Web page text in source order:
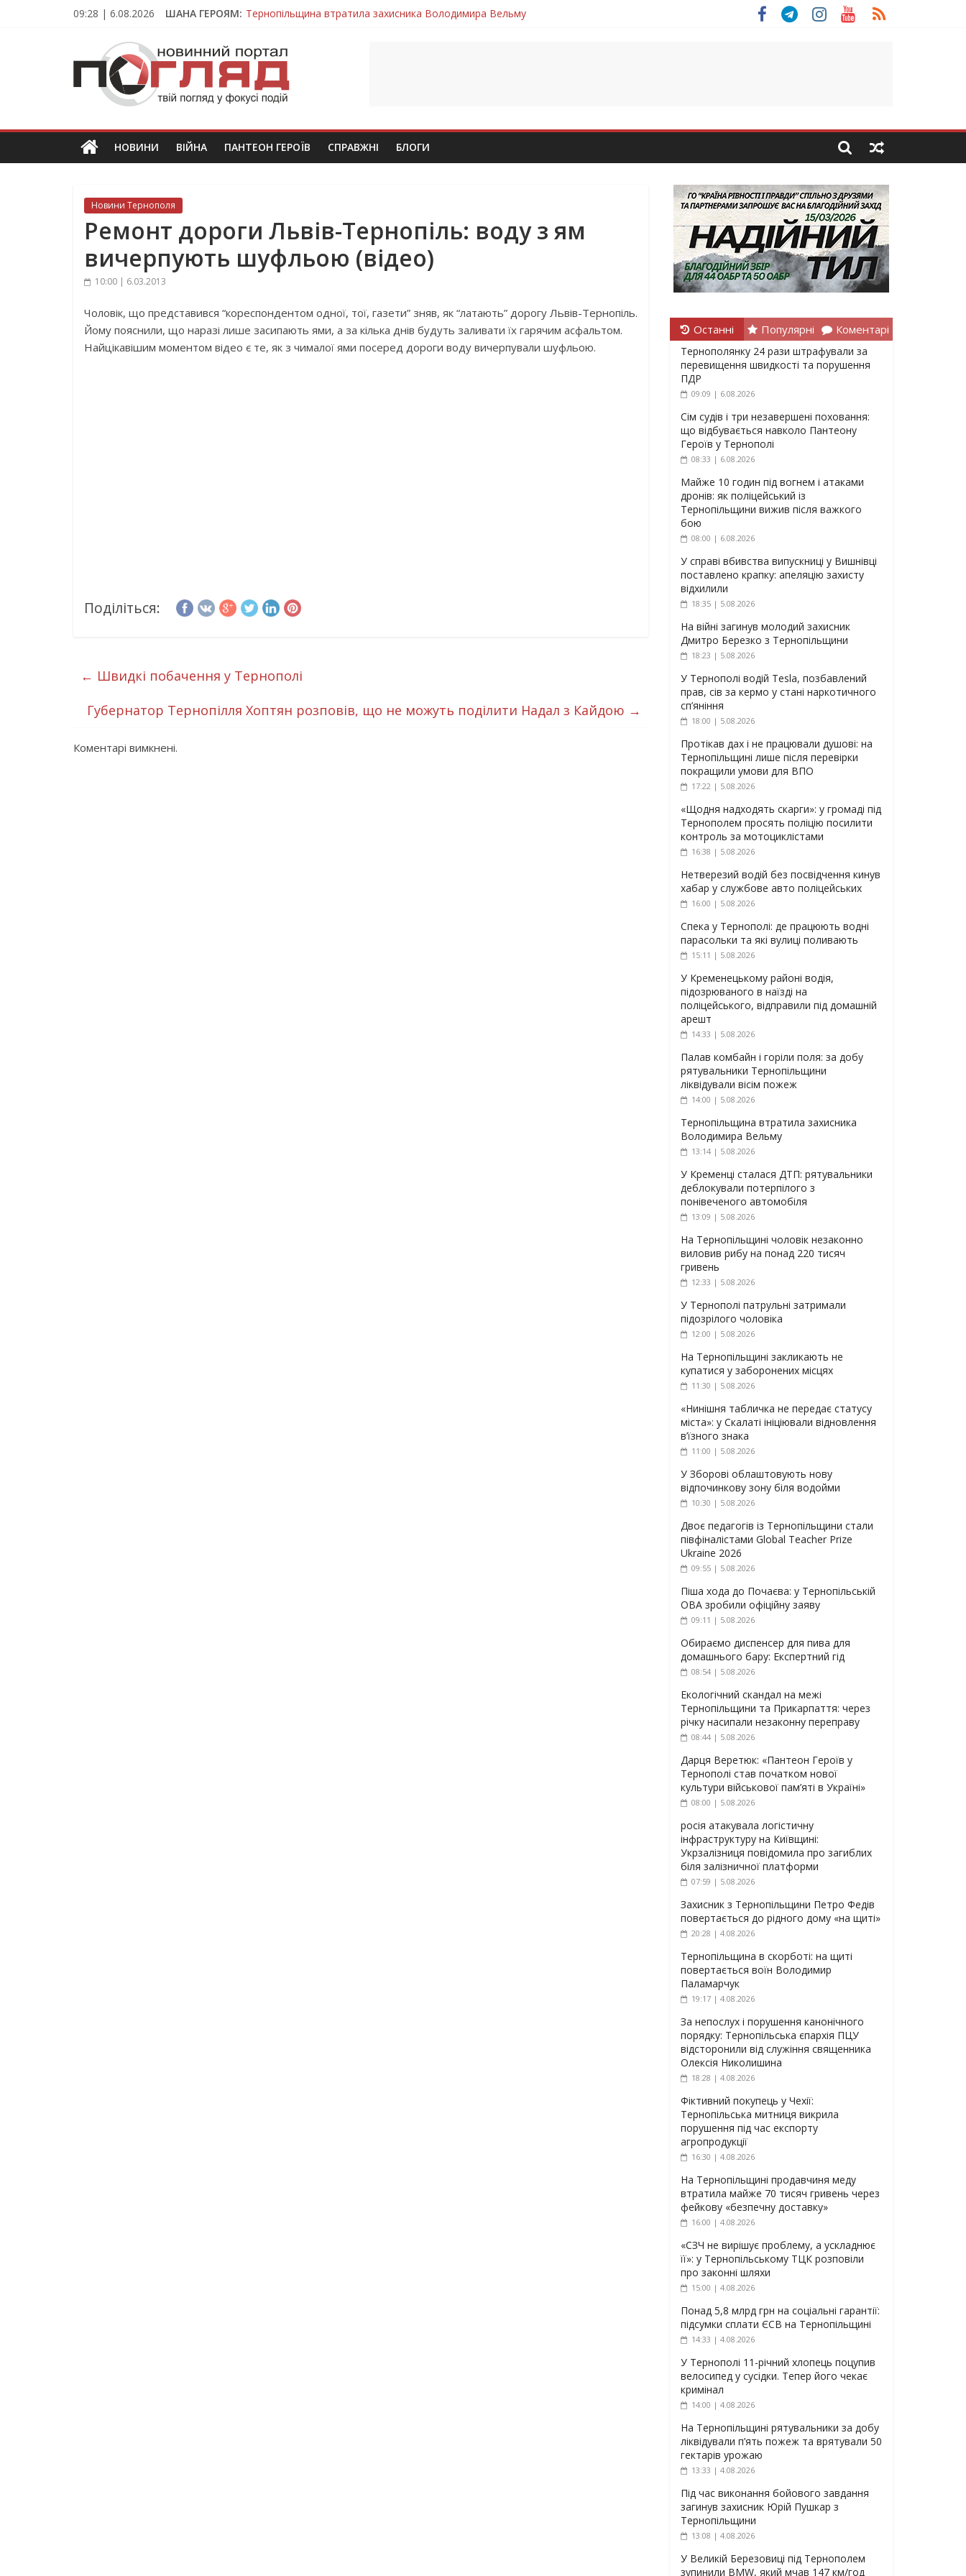
09:28 | 6.08.2026 ШАНА ГЕРОЯМ: Тернопільщина втратила захисника Володимира Вельму
Тернопільщина в скорботі: на щиті повертається воїн Володимир Паламарчук
Під час виконання бойового завдання загинув захисник Юрій Пушкар з Тернопільщини
На війні загинув молодий захисник Дмитро Березко з Тернопільщини
ПОГЛЯД
Новини
Тернополя.
новини
та
НОВИНИ ВІЙНА ПАНТЕОН ГЕРОЇВ СПРАВЖНІ БЛОГИ
Новини Тернополя
Ремонт дороги Львів-Тернопіль: воду з ям
вичерпують шуфльою (відео)
10:00 | 6.03.2013
Чоловік, що представився “кореспондентом одної, тої, газети” зняв, як “латають” дорогу Львів-Тернопіль.
Йому пояснили, що наразі лише засипають ями, а за кілька днів будуть заливати їх гарячим асфальтом.
Найцікавішим моментом відео є те, як з чималої ями посеред дороги воду вичерпували шуфльою.
Поділіться:
← Швидкі побачення у Тернополі
Губернатор Тернопілля Хоптян розповів, що не можуть поділити Надал з Кайдою →
Коментарі вимкнені.
Останні Популярні Коментарі
Тернополянку 24 рази штрафували за
перевищення швидкості та порушення
ПДР
09:09 | 6.08.2026
Сім судів і три незавершені поховання:
що відбувається навколо Пантеону
Героїв у Тернополі
08:33 | 6.08.2026
Майже 10 годин під вогнем і атаками
дронів: як поліцейський із
Тернопільщини вижив після важкого
бою
08:00 | 6.08.2026
У справі вбивства випускниці у Вишнівці
поставлено крапку: апеляцію захисту
відхилили
18:35 | 5.08.2026
На війні загинув молодий захисник
Дмитро Березко з Тернопільщини
18:23 | 5.08.2026
У Тернополі водій Tesla, позбавлений
прав, сів за кермо у стані наркотичного
сп’яніння
18:00 | 5.08.2026
Протікав дах і не працювали душові: на
Тернопільщині лише після перевірки
покращили умови для ВПО
17:22 | 5.08.2026
«Щодня надходять скарги»: у громаді під
Тернополем просять поліцію посилити
контроль за мотоциклістами
16:38 | 5.08.2026
Нетверезий водій без посвідчення кинув
хабар у службове авто поліцейських
16:00 | 5.08.2026
Спека у Тернополі: де працюють водні
парасольки та які вулиці поливають
15:11 | 5.08.2026
У Кременецькому районі водія,
підозрюваного в наїзді на
поліцейського, відправили під домашній
арешт
14:33 | 5.08.2026
Палав комбайн і горіли поля: за добу
рятувальники Тернопільщини
ліквідували вісім пожеж
14:00 | 5.08.2026
Тернопільщина втратила захисника
Володимира Вельму
13:14 | 5.08.2026
У Кременці сталася ДТП: рятувальники
деблокували потерпілого з
понівеченого автомобіля
13:09 | 5.08.2026
На Тернопільщині чоловік незаконно
виловив рибу на понад 220 тисяч
гривень
12:33 | 5.08.2026
У Тернополі патрульні затримали
підозрілого чоловіка
12:00 | 5.08.2026
На Тернопільщині закликають не
купатися у заборонених місцях
11:30 | 5.08.2026
«Нинішня табличка не передає статусу
міста»: у Скалаті ініціювали відновлення
в’їзного знака
11:00 | 5.08.2026
У Зборові облаштовують нову
відпочинкову зону біля водойми
10:30 | 5.08.2026
Двоє педагогів із Тернопільщини стали
півфіналістами Global Teacher Prize
Ukraine 2026
09:55 | 5.08.2026
Піша хода до Почаєва: у Тернопільській
ОВА зробили офіційну заяву
09:11 | 5.08.2026
Обираємо диспенсер для пива для
домашнього бару: Експертний гід
08:54 | 5.08.2026
Екологічний скандал на межі
Тернопільщини та Прикарпаття: через
річку насипали незаконну переправу
08:44 | 5.08.2026
Дарця Веретюк: «Пантеон Героїв у
Тернополі став початком нової
культури військової пам’яті в Україні»
08:00 | 5.08.2026
росія атакувала логістичну
інфраструктуру на Київщині:
Укрзалізниця повідомила про загиблих
біля залізничної платформи
07:59 | 5.08.2026
Захисник з Тернопільщини Петро Федів
повертається до рідного дому «на щиті»
20:28 | 4.08.2026
Тернопільщина в скорботі: на щиті
повертається воїн Володимир
Паламарчук
19:17 | 4.08.2026
За непослух і порушення канонічного
порядку: Тернопільська єпархія ПЦУ
відсторонили від служіння священника
Олексія Николишина
18:28 | 4.08.2026
Фіктивний покупець у Чехії:
Тернопільська митниця викрила
порушення під час експорту
агропродукції
16:30 | 4.08.2026
На Тернопільщині продавчиня меду
втратила майже 70 тисяч гривень через
фейкову «безпечну доставку»
16:00 | 4.08.2026
«СЗЧ не вирішує проблему, а ускладнює
її»: у Тернопільському ТЦК розповіли
про законні шляхи
15:00 | 4.08.2026
Понад 5,8 млрд грн на соціальні гарантії:
підсумки сплати ЄСВ на Тернопільщині
14:33 | 4.08.2026
У Тернополі 11-річний хлопець поцупив
велосипед у сусідки. Тепер його чекає
кримінал
14:00 | 4.08.2026
На Тернопільщині рятувальники за добу
ліквідували п’ять пожеж та врятували 50
гектарів урожаю
13:33 | 4.08.2026
Під час виконання бойового завдання
загинув захисник Юрій Пушкар з
Тернопільщини
13:08 | 4.08.2026
У Великій Березовиці під Тернополем
зупинили BMW, який мчав 147 км/год